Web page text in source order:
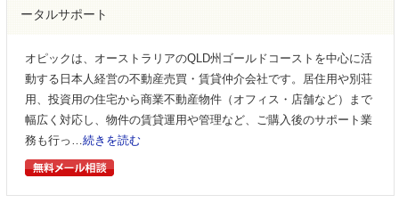
ータルサポート
オピックは、オーストラリアのQLD州ゴールドコーストを中心に活
動する日本人経営の不動産売買・賃貸仲介会社です。居住用や別荘
用、投資用の住宅から商業不動産物件（オフィス・店舗など）まで
幅広く対応し、物件の賃貸運用や管理など、ご購入後のサポート業
務も行っ… 続きを読む